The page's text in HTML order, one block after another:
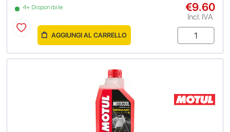
4+ Disponibile €9.60
Incl. IVA
AGGIUNGI AL CARRELLO